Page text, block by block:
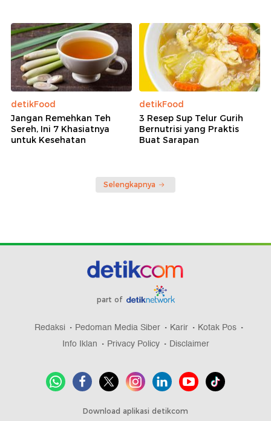
detikFood
Jangan Remehkan Teh
Sereh, Ini 7 Khasiatnya
untuk Kesehatan
detikFood
3 Resep Sup Telur Gurih
Bernutrisi yang Praktis
Buat Sarapan
Selengkapnya
part of
Redaksi Pedoman Media Siber Karir
Kotak Pos
Info Iklan
Privacy Policy Disclaimer
Download aplikasi detikcom